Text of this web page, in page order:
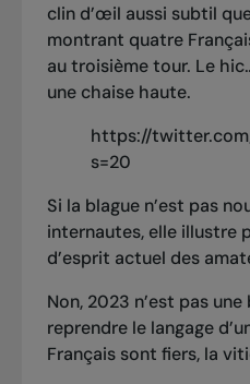
clin d’œil aussi subtil
montrant quatre
au troisième tour. Le
une chaise haute.
https://
s=20
Si la blague n’est pas
internautes, elle illustre
d’esprit actuel des
Non, 2023 n’est pas
reprendre le langage
Français sont fiers, la